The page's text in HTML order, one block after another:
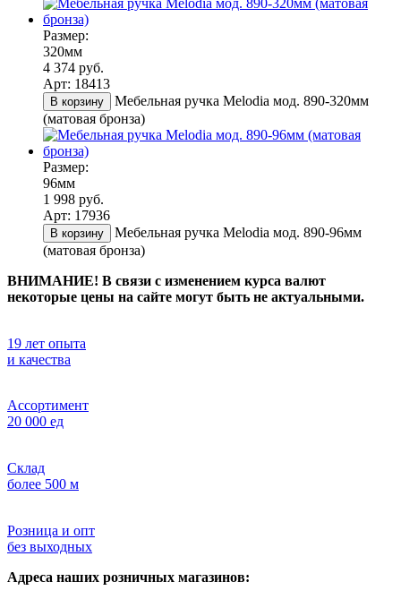
Размер:
320мм
4 374 руб.
Арт: 18413
В корзину
Мебельная ручка Melodia мод. 890-320мм
(матовая бронза)
Размер:
96мм
1 998 руб.
Арт: 17936
В корзину
Мебельная ручка Melodia мод. 890-96мм
(матовая бронза)
ВНИМАНИЕ! В связи с изменением курса валют
некоторые цены на сайте могут быть не актуальными.
19 лет опыта
и качества
Ассортимент
20 000 ед
Склад
более 500 м
Розница и опт
без выходных
Адреса наших розничных магазинов: